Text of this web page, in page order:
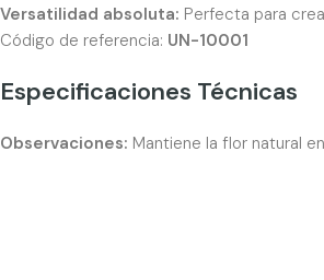
Versatilidad absoluta: Perfecta para
Código de referencia: UN-10001
Especificaciones Técnicas
Observaciones: Mantiene la flor natural